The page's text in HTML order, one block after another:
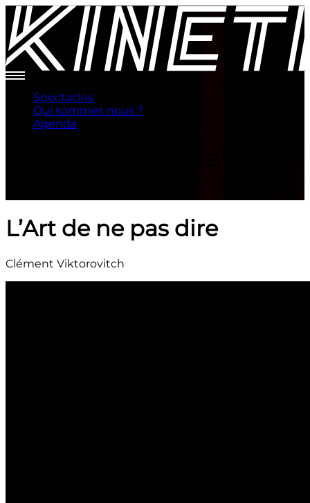
Spectacles
Qui sommes nous ?
Agenda
L’Art de ne pas dire
Clément Viktorovitch